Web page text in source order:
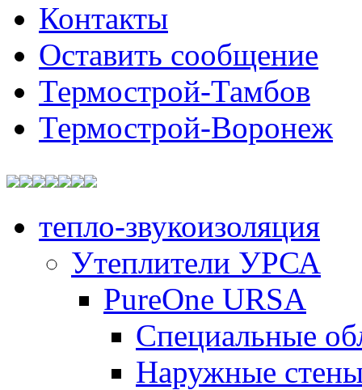
Контакты
Оставить сообщение
Термострой-Тамбов
Термострой-Воронеж
тепло-звукоизоляция
Утеплители УРСА
PureOne URSA
Специальные
Наружные